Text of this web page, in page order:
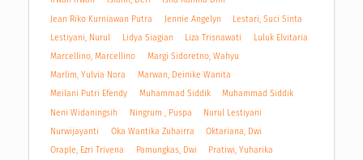
Jean Riko Kurniawan Putra
Jennie Angelyn
Lestari, Suci Sinta
Lestiyani, Nurul
Lidya Siagian Liza Trisnawati
Luluk Elvitaria
Marcellino, Marcellino
Margi Sidoretno, Wahyu
Marlim, Yulvia Nora
Marwan, Deinike Wanita
Meilani Putri Efendy
Muhammad Siddik
Muhammad Siddik
Neni Widaningsih
Ningrum , Puspa
Nurul Lestiyani
Nurwijayanti
Oka Wantika Zuhairra
Oktariana, Dwi
Oraple, Ezri Trivena
Pamungkas, Dwi
Pratiwi, Yuharika